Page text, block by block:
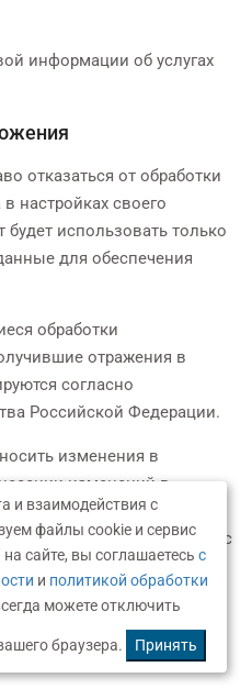
информации об услугах
отказаться от обработки
настройках своего
будет использовать только
для обеспечения
обработки
отражения в
согласно
Российской Федерации.
изменения в
изменений в
дата последнего
Политики вступает в силу с
персональных
и взаимодействия с
файлы cookie и сервис
сайте, вы соглашаетесьс
и политикой обработки
можете отключить
браузера. Принять